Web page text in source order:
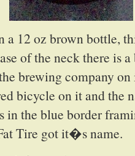
a 12 oz brown bottle,
of the neck there is
brewing company
bicycle on it and the
in the blue border
Tire got it�s name.